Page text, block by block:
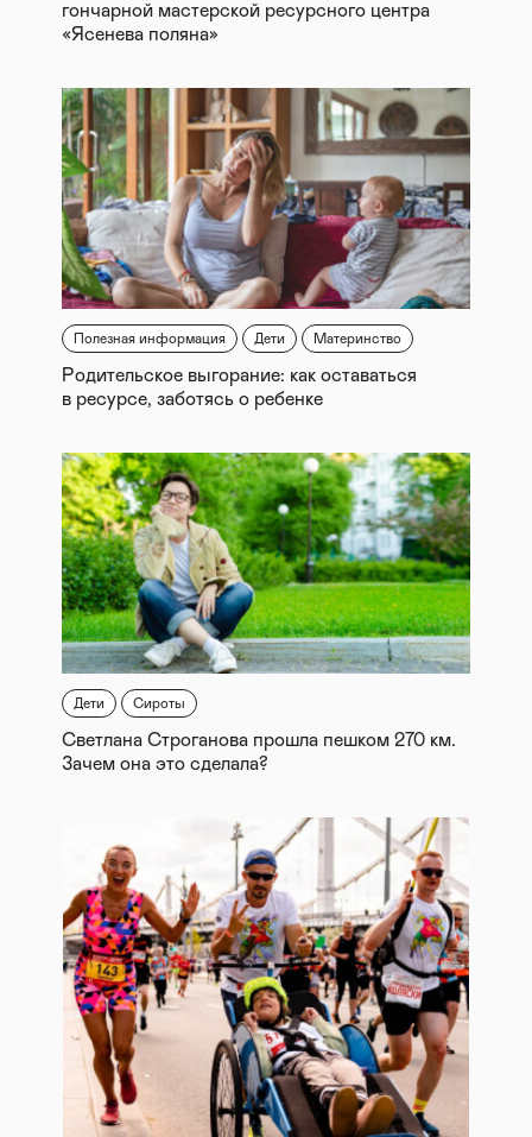
гончарной мастерской ресурсного центра
«Ясенева поляна»
Полезная информация Дети Материнство
Родительское выгорание: как оставаться
в ресурсе, заботясь о ребенке
Дети Сироты
Светлана Строганова прошла пешком 270 км.
Зачем она это сделала?